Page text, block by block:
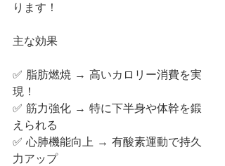
ります！
主な効果
✅ 脂肪燃焼 → 高いカロリー消費を実
現！
✅ 筋力強化 → 特に下半身や体幹を鍛
えられる
✅ 心肺機能向上 → 有酸素運動で持久
力アップ